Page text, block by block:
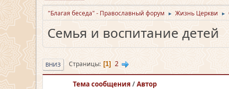
"Благая беседа" - Православный форум ► Жизнь Церкви ►
Семья и воспитание детей
ВНИЗ Страницы 1 2
Тема сообщения /Автор